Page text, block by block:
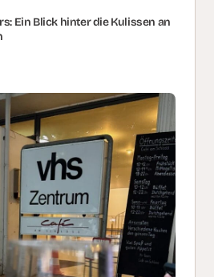
Ein Blick hinter die Kulissen an